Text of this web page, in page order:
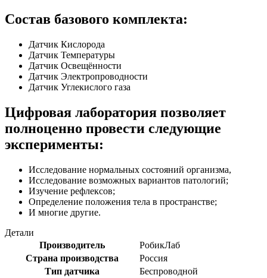
Состав базового комплекта:
Датчик Кислорода
Датчик Температуры
Датчик Освещённости
Датчик Электропроводности
Датчик Углекислого газа
Цифровая лаборатория позволяет
полноценно провести следующие
эксперименты:
Исследование нормальных состояний организма,
Исследование возможных вариантов патологий;
Изучение рефлексов;
Определение положения тела в пространстве;
И многие другие.
Детали
Производитель
РобикЛаб
Страна производства
Россия
Тип датчика
Беспроводной